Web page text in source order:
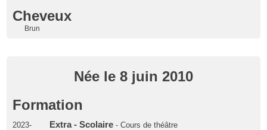
Cheveux
Brun
Née le 8 juin 2010
Formation
2023-
Extra - Scolaire- Cours de théâtre